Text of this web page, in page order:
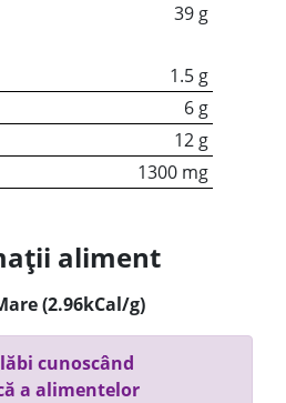
39 g
1.5 g
6 g
12 g
1300 mg
aliment
(2.96kCal/g)
cunoscând
a alimentelor